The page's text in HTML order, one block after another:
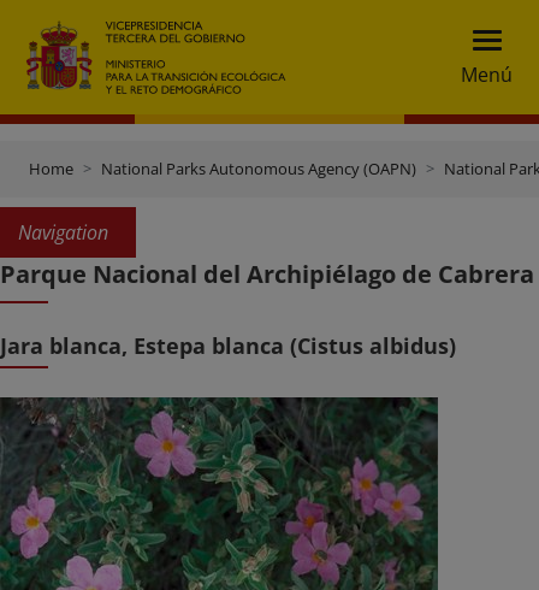
Menú
Home National Parks Autonomous Agency (OAPN) National
Navigation
Parque Nacional del Archipiélago de Cabrera
Jara blanca, Estepa blanca (Cistus albidus)